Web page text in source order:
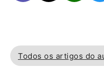
Todos os artigos do